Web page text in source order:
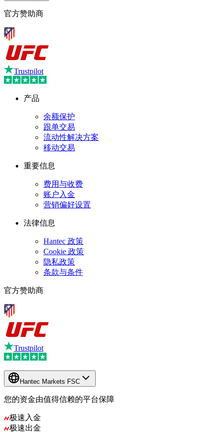
官方赞助商
Trustpilot
产品
余额保护
跟单交易
流动性解决方案
移动交易
重要信息
费用与收费
账户入金
营销偏好设置
法律信息
Hantec 政策
Cookie 政策
隐私政策
条款与条件
官方赞助商
Trustpilot
Hantec Markets FSC
您的资金由值得信赖的平台保障
极速入金
极速出金